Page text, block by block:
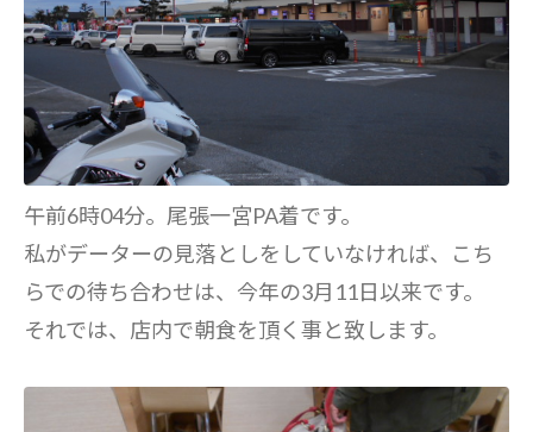
午前6時04分。尾張一宮PA着です。
私がデーターの見落としをしていなければ、こち
らでの待ち合わせは、今年の3月11日以来です。
それでは、店内で朝食を頂く事と致します。